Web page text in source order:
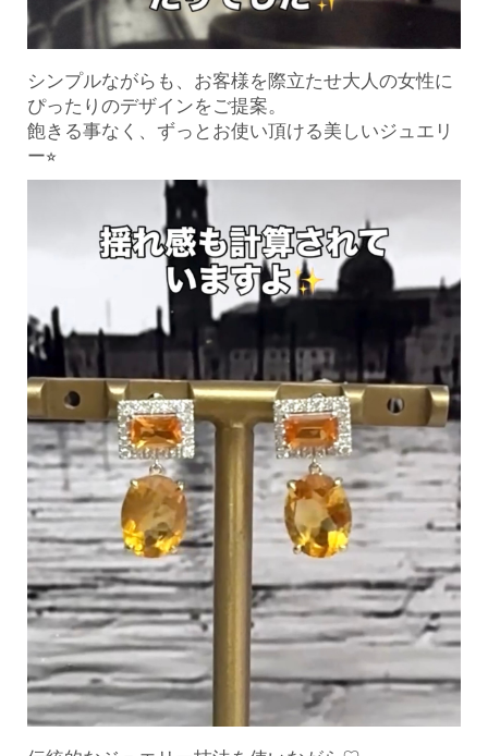
シンプルながらも、お客様を際立たせ大人の女性に
ぴったりのデザインをご提案。
飽きる事なく、ずっとお使い頂ける美しいジュエリ
ー⭐︎